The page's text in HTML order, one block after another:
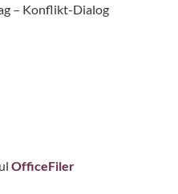
– Konflikt-Dialog
OfficeFiler